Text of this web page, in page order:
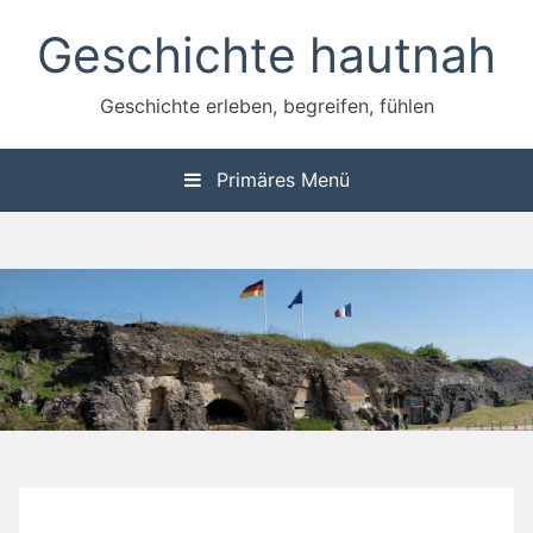
Inhalt
springenGeschichte hautnah
Geschichte erleben, begreifen, fühlen
Primäres Menü